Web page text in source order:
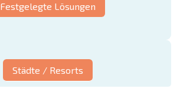
Festgelegte Lösungen
Städte / Resorts